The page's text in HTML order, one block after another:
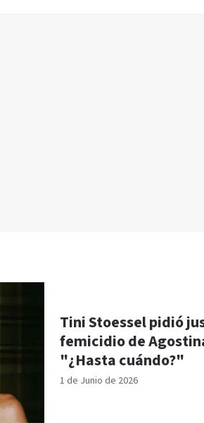
1 de Junio de 2026
Tini Stoessel pidió
femicidio de
"¿Hasta cuándo?"